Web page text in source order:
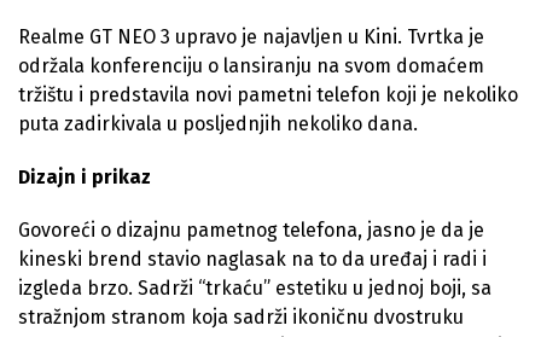
Realme GT NEO 3 upravo je najavljen u Kini. Tvrtka je
održala konferenciju o lansiranju na svom domaćem
tržištu i predstavila novi pametni telefon koji je nekoliko
puta zadirkivala u posljednjih nekoliko dana.
Dizajn i prikaz
Govoreći o dizajnu pametnog telefona, jasno je da je
kineski brend stavio naglasak na to da uređaj i radi i
izgleda brzo. Sadrži “trkaću” estetiku u jednoj boji, sa
stražnjom stranom koja sadrži ikoničnu dvostruku